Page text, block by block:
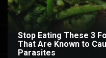
Stop Eating These 3
That Are Known to
Parasites